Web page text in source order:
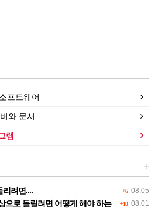
프트웨어
와 문서
램
+
+6 08.05
리려면....
+10 08.01
돌릴려면 어떻게 해야 하는 지요?